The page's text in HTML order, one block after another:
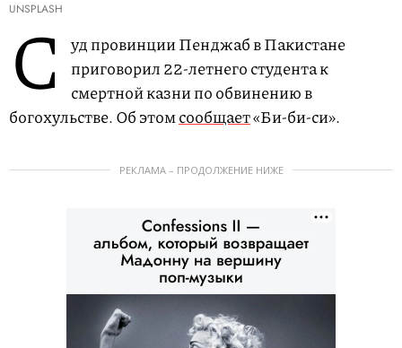
UNSPLASH
С
уд провинции Пенджаб в Пакистане
приговорил 22-летнего студента к
смертной казни по обвинению в
богохульстве. Об этомсообщает«Би-би-си».
РЕКЛАМА – ПРОДОЛЖЕНИЕ НИЖЕ